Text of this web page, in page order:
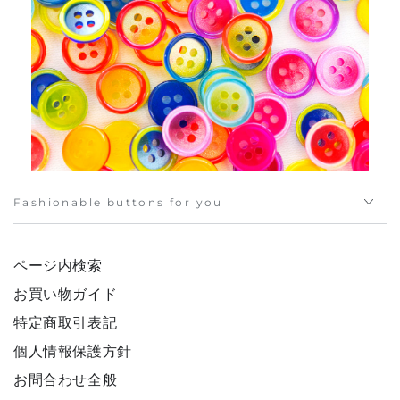
Fashionable buttons for you
ページ内検索
お買い物ガイド
特定商取引表記
個人情報保護方針
お問合わせ全般